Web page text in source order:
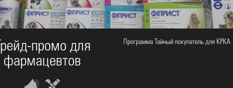
Трейд-промо для
фармацевтов
Программа Тайный покупатель для КРКА